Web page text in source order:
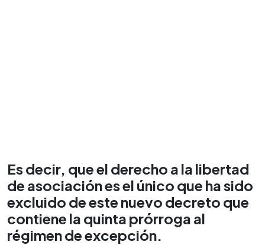
Es decir, que el derecho a la libertad
de asociación es el único que ha sido
excluido de este nuevo decreto que
contiene la quinta prórroga al
régimen de excepción.